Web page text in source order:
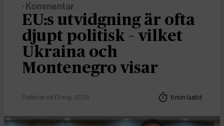
· Kommentar
EU:s utvidgning är ofta
djupt politisk – vilket
Ukraina och
Montenegro visar
Publicerad 13 maj, 2026 6 min lästid